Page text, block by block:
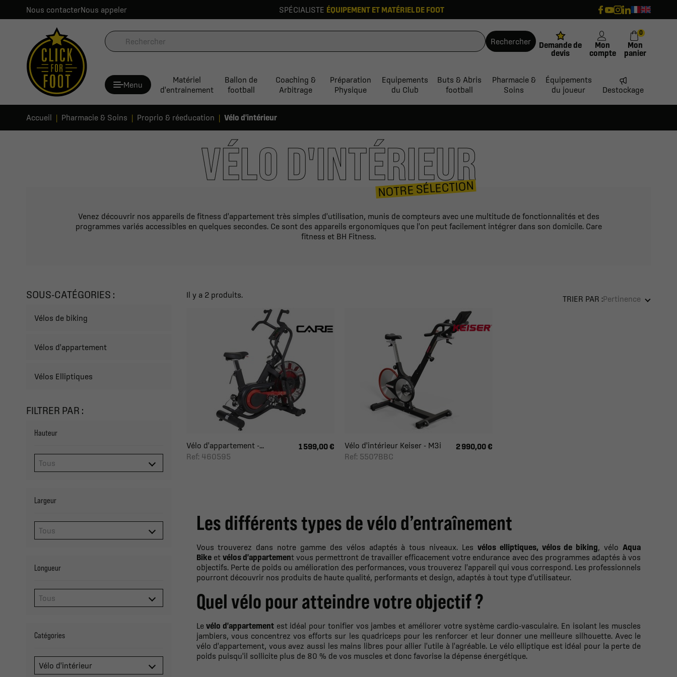
Nous contacterNous appeler SPÉCIALISTE ÉQUIPEMENT ET MATÉRIEL DE FOOT
Rechercher
Demande de
devis
Mon
compte
Mon
panier
0
Menu
Matériel
d'entrainement
Ballon de
football
Coaching &
Arbitrage
Préparation
Physique
Equipements
du Club
Buts & Abris
football
Pharmacie &
Soins
Équipements
du joueur
Destockage
Accueil Pharmacie & Soins Proprio & réeducation Vélo d'intérieur
VÉLO D'INTÉRIEUR
NOTRE SÉLECTION
Venez découvrir nos appareils de fitness d'appartement très simples d'utilisation, munis de compteurs avec une multitude de fonctionnalités et des
programmes variés accessibles en quelques secondes. Ce sont des appareils ergonomiques que l'on peut facilement intégrer dans son domicile. Care
fitness et BH Fitness.
SOUS-CATÉGORIES :
Vélos de biking
Vélos d'appartement
Vélos Elliptiques
FILTRER PAR :
Hauteur
Largeur
Longueur
Catégories
Vélo d'intérieur
Il y a 2 produits. TRIER PAR :Pertinence
Vélo d'appartement -...
Ref: 460595
1 599,00 €
Vélo d'intérieur Keiser - M3i
Ref: 5507BBC
2 990,00 €
Les différents types de vélo d’entraînement
Vous trouverez dans notre gamme des vélos adaptés à tous niveaux. Les vélos elliptiques, vélos de biking, véloAqua
Bikeet vélos d'appartementvous permettront de travailler efficacement votre endurance avec des programmes adaptés à vos
objectifs. Perte de poids ou amélioration des performances, vous trouverez l'appareil qui vous correspond. Les professionnels
pourront découvrir nos produits de haute qualité, performants et design, adaptés à tout type d'utilisateur.
Quel vélo pour atteindre votre objectif ?
Levélo d'appartement est idéal pour tonifier vos jambes et améliorer votre système cardio-vasculaire. En isolant les muscles
jambiers, vous concentrez vos efforts sur les quadriceps pour les renforcer et leur donner une meilleure silhouette. Avec le
vélo d'appartement, vous avez aussi les mains libres pour allier l'utile à l'agréable. Le vélo elliptique est idéal pour la perte de
poids puisqu'il sollicite plus de 80 % de vos muscles et donc favorise la dépense énergétique.